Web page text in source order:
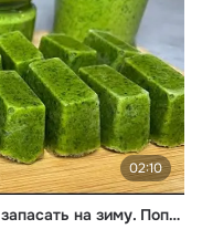
02:10
Даже не думала, что лук надо так запасать на зиму. Попробовала и теперь сама так делаю каждый год